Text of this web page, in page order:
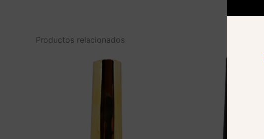
Productos relacionados